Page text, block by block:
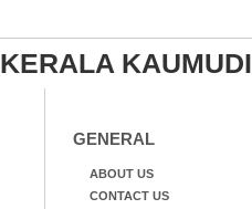
KERALA KAUMUDI
GENERAL
ABOUT US
CONTACT US